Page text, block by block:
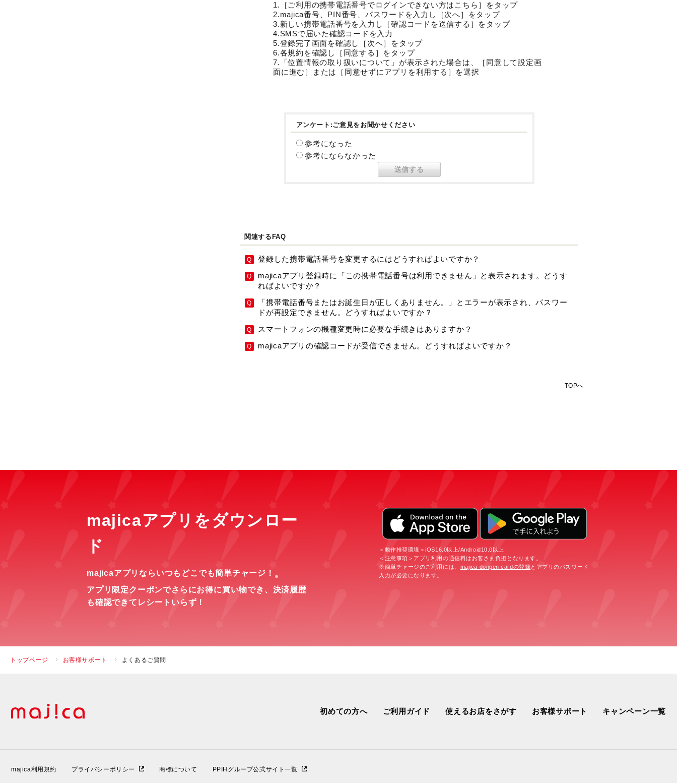
1.［ご利用の携帯電話番号でログインできない方はこちら］をタップ
2.majica番号、PIN番号、パスワードを入力し［次へ］をタップ
3.新しい携帯電話番号を入力し［確認コードを送信する］をタップ
4.SMSで届いた確認コードを入力
5.登録完了画面を確認し［次へ］をタップ
6.各規約を確認し［同意する］をタップ
7.「位置情報の取り扱いについて」が表示された場合は、［同意して設定画
面に進む］または［同意せずにアプリを利用する］を選択
アンケート:ご意見をお聞かせください
参考になった
参考にならなかった
関連するFAQ
登録した携帯電話番号を変更するにはどうすればよいですか？
majicaアプリ登録時に「この携帯電話番号は利用できません」と表示されます。どうす
ればよいですか？
「携帯電話番号またはお誕生日が正しくありません。」とエラーが表示され、パスワー
ドが再設定できません。どうすればよいですか？
スマートフォンの機種変更時に必要な手続きはありますか？
majicaアプリの確認コードが受信できません。どうすればよいですか？
TOPへ
majicaアプリをダウンロー
ド
majicaアプリならいつもどこでも簡単チャージ！ ※
アプリ限定クーポンでさらにお得に買い物でき、 決済履歴
も確認できてレシートいらず！
＜動作推奨環境＞iOS16.0以上/Android10.0以上
＜注意事項＞アプリ利用の通信料はお客さま負担となります。
※簡単チャージのご利用には、 majica donpen cardの登録とアプリのパスワード
入力が必要になります。
トップページ お客様サポート よくあるご質問
初めての方へ ご利用ガイド 使えるお店をさがす お客様サポート キャンペーン一覧
majica利用規約 プライバシーポリシー 商標について PPIHグループ公式サイト一覧